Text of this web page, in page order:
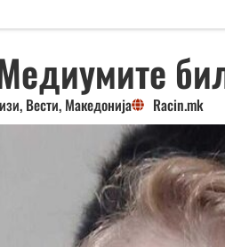
, Вести, Македонија Racin.mk